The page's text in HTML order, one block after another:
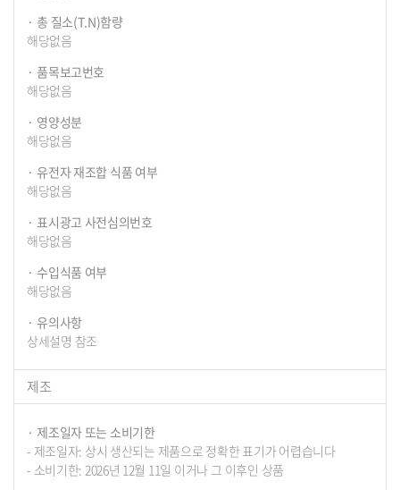
총 질소(T.N)함량
해당없음
품목보고번호
해당없음
영양성분
해당없음
유전자 재조합 식품 여부
해당없음
표시광고 사전심의번호
해당없음
수입식품 여부
해당없음
유의사항
상세설명 참조
제조
제조일자 또는 소비기한
- 제조일자: 상시 생산되는 제품으로 정확한 표기가 어렵습니다
- 소비기한: 2026년 12월 11일 이거나 그 이후인 상품